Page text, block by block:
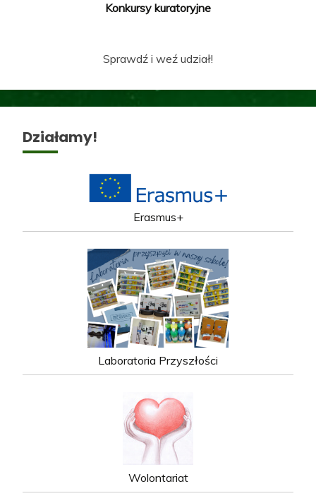
Konkursy kuratoryjne
Sprawdź i weź udział!
Działamy!
Erasmus+
Laboratoria Przyszłości
Wolontariat